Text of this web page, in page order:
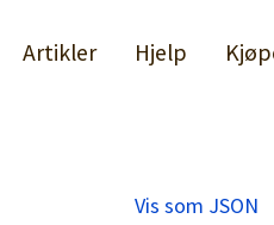
Artikler Hjelp
Vis som JSON